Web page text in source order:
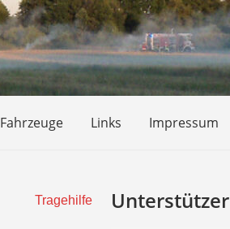
Fahrzeuge Links Impressum
Tragehilfe Unterstützer